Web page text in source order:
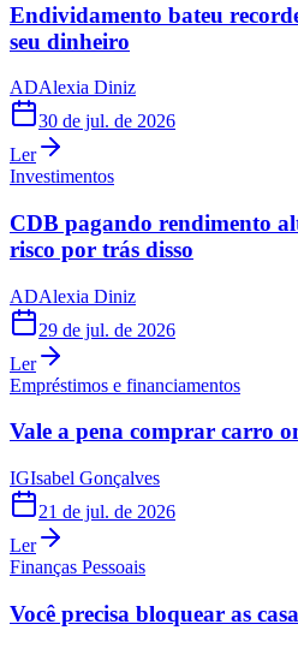
Endividamento bateu
seu dinheiro
ADAlexia Diniz
30 de jul. de 2026
Ler
Investimentos
CDB pagando rendimento
risco por trás disso
ADAlexia Diniz
29 de jul. de 2026
Ler
Empréstimos e financiamentos
Vale a pena comprar carro
IGIsabel Gonçalves
21 de jul. de 2026
Ler
Finanças Pessoais
Você precisa bloquear as